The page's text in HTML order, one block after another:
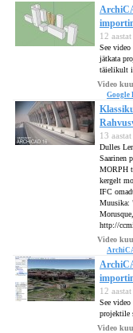
12
See
jätkata
täielikult
Video
Google
13
Dulles
Saarinen
MORPH
kergelt
IFC
Muusika:
http://
Video
12
See
projektile
Video